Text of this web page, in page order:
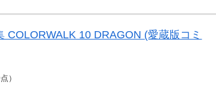
COLORWALK 10 DRAGON (愛蔵版コミ
）